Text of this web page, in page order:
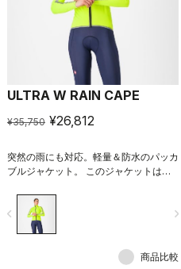
ULTRA W RAIN CAPE
¥35,750 ¥26,812
突然の雨にも対応。軽量＆防水のパッカ
ブルジャケット。 このジャケットは、
ストレッチ素材を使用した完全防水シェ
ルです。非常に軽量でコンパクトに収納
できるため、夏の急な雨にはジャージの
ら羽織ることも可能。季節や状況を問わ
navigate_before
商品比較